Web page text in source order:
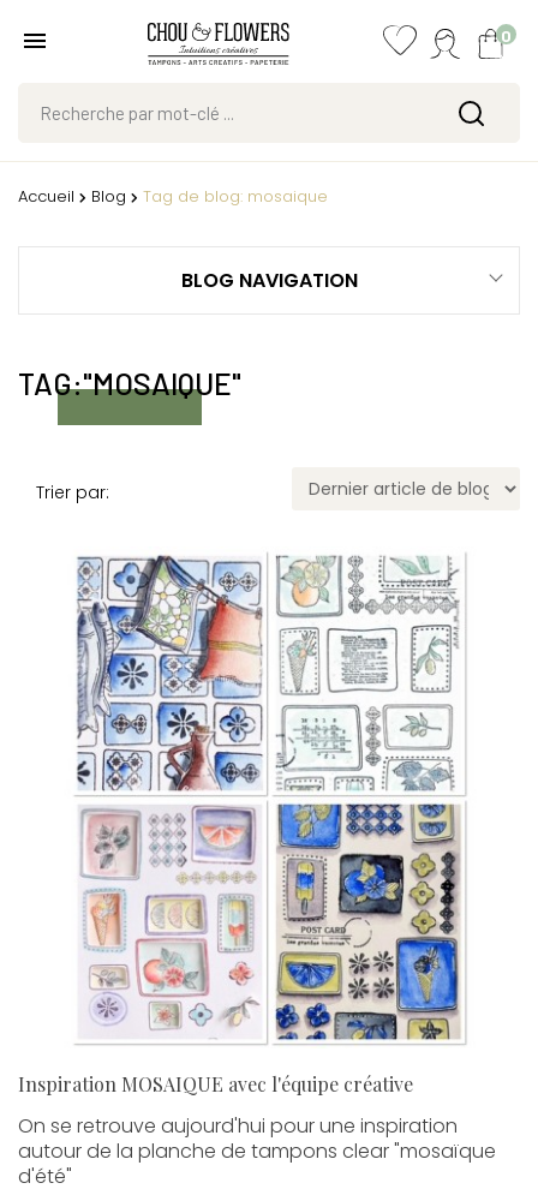
0
Accueil Blog Tag de blog: mosaique
BLOG NAVIGATION
TAG:"MOSAIQUE"
Trier par:
Inspiration MOSAIQUE avec l'équipe créative
On se retrouve aujourd'hui pour une inspiration
autour de la planche de tampons clear "mosaïque
d'été"